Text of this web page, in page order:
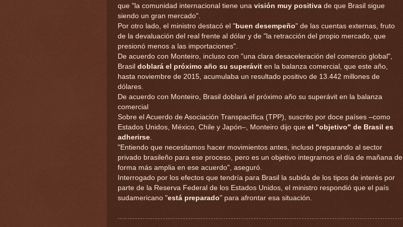
que "la comunidad internacional tiene una visión muy positiva de que Brasil sigue
siendo un gran mercado".
Por otro lado, el ministro destacó el " buen desempeño" de las cuentas externas, fruto
de la devaluación del real frente al dólar y de "la retracción del propio mercado, que
presionó menos a las importaciones".
De acuerdo con Monteiro, incluso con "una clara desaceleración del comercio global",
Brasil doblará el próximo año su superávit en la balanza comercial, que este año,
hasta noviembre de 2015, acumulaba un resultado positivo de 13.442 millones de
dólares.
De acuerdo con Monteiro, Brasil doblará el próximo año su superávit en la balanza
comercial
Sobre el Acuerdo de Asociación Transpacífica (TPP), suscrito por doce países –como
Estados Unidos, México, Chile y Japón–, Monteiro dijo que el "objetivo" de Brasil es
adherirse
"Entiendo que necesitamos hacer movimientos antes, incluso preparando al sector
privado brasileño para ese proceso, pero es un objetivo integrarnos el día de mañana de
forma más amplia en ese acuerdo", aseguró.
Interrogado por los efectos que tendría para Brasil la subida de los tipos de interés por
parte de la Reserva Federal de los Estados Unidos, el ministro respondió que el país
sudamericano "está preparado" para afrontar esa situación.